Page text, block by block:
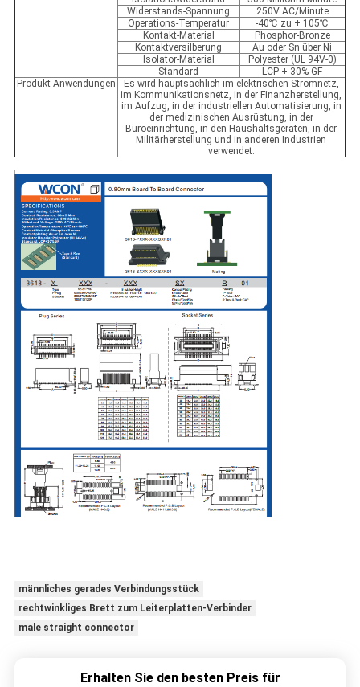
Widerstands-Spannung
250V AC/Minute
Operations-Temperatur
-40℃ zu + 105℃
Kontakt-Material
Phosphor-Bronze
Kontaktversilberung
Au oder Sn über Ni
Isolator-Material
Polyester (UL 94V-0)
Standard
LCP + 30% GF
Produkt-Anwendungen
Es wird hauptsächlich im elektrischen Stromnetz,
im Kommunikationsnetz, in der Finanzherstellung,
im Aufzug, in der industriellen Automatisierung, in
der medizinischen Ausrüstung, in der
Büroeinrichtung, in den Haushaltsgeräten, in der
Militärherstellung und in anderen Industrien
verwendet.
männliches gerades Verbindungsstück
rechtwinkliges Brett zum Leiterplatten-Verbinder
male straight connector
Erhalten Sie den besten Preis für